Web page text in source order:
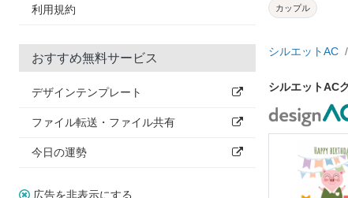
利用規約
おすすめ無料サービス
デザインテンプレート
ファイル転送・ファイル共有
今日の運勢
広告を非表示にする
カップル
シルエットAC
シルエットAC